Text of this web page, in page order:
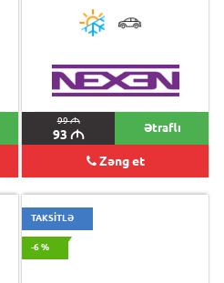
99M
93 M Ətraflı
Zəng et
TAKSİTLƏ
-6 %